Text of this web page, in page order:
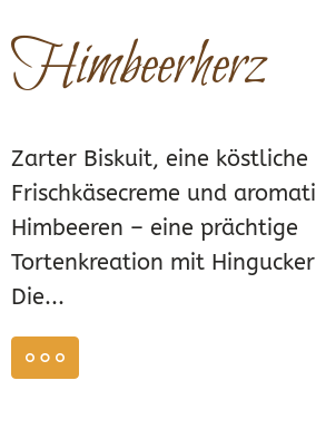
Himbeerherz
Zarter Biskuit, eine köstliche
Frischkäsecreme und
Himbeeren – eine prächtige
Tortenkreation mit
Die...